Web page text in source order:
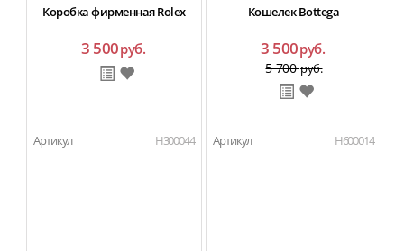
Коробка фирменная Rolex
3 500руб.
Артикул H300044
Кошелек Bottega
3 500руб.
5 700руб.
Артикул H600014